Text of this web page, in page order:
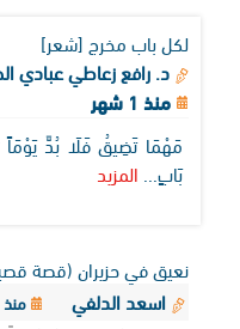
لكل باب مخرج [شعر]
د. رافع زعاطي عبادي
منذ 1 شهر
مَهْمَا تَضِيقُ فَلَا بُدَّ يَوْمَاً
بَابٍ... المزيد
نعيق في حزيران (قصة
اسعد الدلفي
منذ 1 شهر